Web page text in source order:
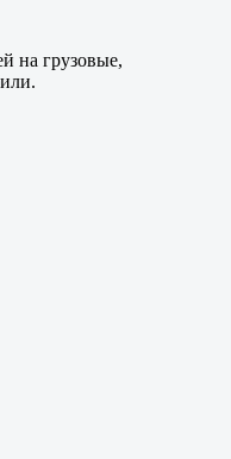
на грузовые,